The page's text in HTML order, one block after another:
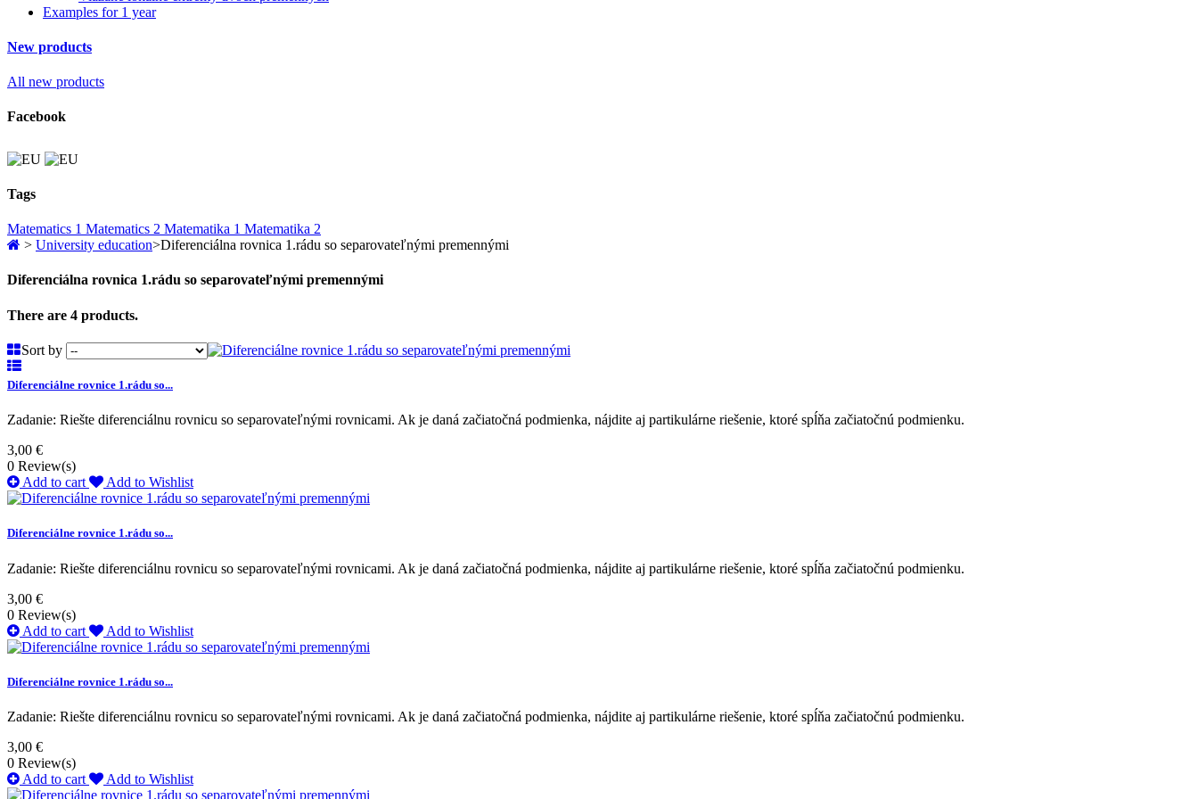
Examples for 1 year
New products
All new products
Facebook
Tags
Matematics 1 Matematics 2 Matematika 1 Matematika 2
> University education>Diferenciálna rovnica 1.rádu so separovateľnými premennými
Diferenciálna rovnica 1.rádu so separovateľnými premennými
There are 4 products.
Sort by
Diferenciálne rovnice 1.rádu so...
Zadanie: Riešte diferenciálnu rovnicu so separovateľnými rovnicami. Ak je daná začiatočná podmienka, nájdite aj partikulárne riešenie, ktoré spĺňa začiatočnú podmienku.
3,00 €
0 Review(s)
Add to cart
Add to Wishlist
Diferenciálne rovnice 1.rádu so...
Zadanie: Riešte diferenciálnu rovnicu so separovateľnými rovnicami. Ak je daná začiatočná podmienka, nájdite aj partikulárne riešenie, ktoré spĺňa začiatočnú podmienku.
3,00 €
0 Review(s)
Add to cart
Add to Wishlist
Diferenciálne rovnice 1.rádu so...
Zadanie: Riešte diferenciálnu rovnicu so separovateľnými rovnicami. Ak je daná začiatočná podmienka, nájdite aj partikulárne riešenie, ktoré spĺňa začiatočnú podmienku.
3,00 €
0 Review(s)
Add to cart
Add to Wishlist